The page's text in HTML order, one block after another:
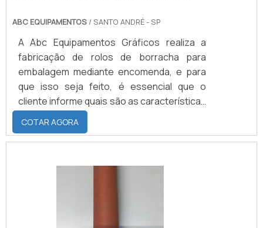
ABC EQUIPAMENTOS / SANTO ANDRÉ - SP
A Abc Equipamentos Gráficos realiza a
fabricação de rolos de borracha para
embalagem mediante encomenda, e para
que isso seja feito, é essencial que o
cliente informe quais são as características
desejadas, como: comprimento, dureza e
diâmetro, e que informe a quais processos
e materiais os cilindros emborrachados
COTAR AGORA